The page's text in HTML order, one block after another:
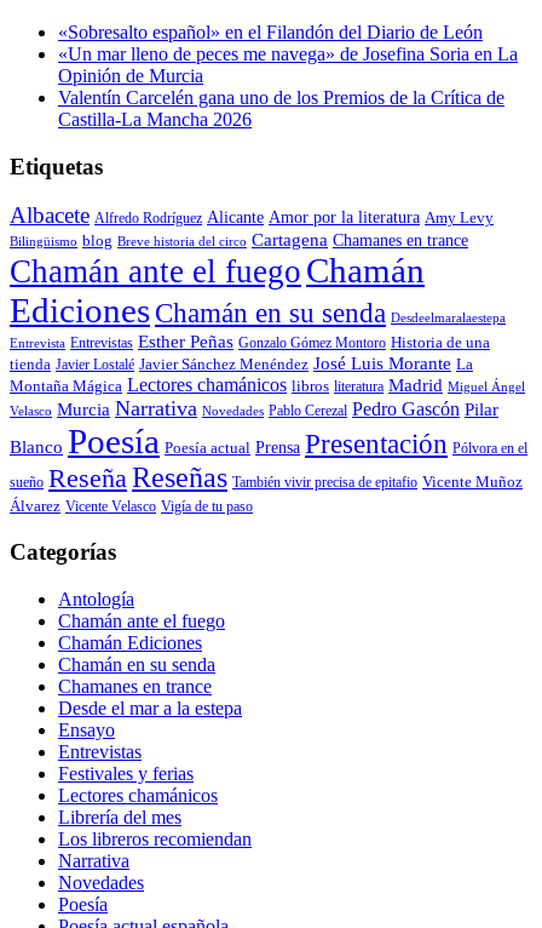
22,00€.20,90€.
«Sobresalto español» en el Filandón del Diario de León
«Un mar lleno de peces me navega» de Josefina Soria en La
Opinión de Murcia
Valentín Carcelén gana uno de los Premios de la Crítica de
Castilla-La Mancha 2026
Etiquetas
Albacete Alfredo Rodríguez Alicante Amor por la literatura Amy Levy
Bilingüismo blog Breve historia del circo Cartagena Chamanes en trance
Chamán ante el fuego Chamán
Ediciones Chamán en su senda Desdeelmaralaestepa
Entrevista Entrevistas Esther Peñas Gonzalo Gómez Montoro Historia de una
tienda Javier Lostalé Javier Sánchez Menéndez José Luis Morante La
Montaña Mágica Lectores chamánicos libros literatura Madrid Miguel Ángel
Velasco Murcia Narrativa Novedades Pablo Cerezal Pedro Gascón Pilar
Blanco Poesía Poesía actual Prensa Presentación Pólvora en el
sueño ReseñaReseñas También vivir precisa de epitafio Vicente Muñoz
Álvarez Vicente Velasco Vigía de tu paso
Categorías
Antología
Chamán ante el fuego
Chamán Ediciones
Chamán en su senda
Chamanes en trance
Desde el mar a la estepa
Ensayo
Entrevistas
Festivales y ferias
Lectores chamánicos
Librería del mes
Los libreros recomiendan
Narrativa
Novedades
Poesía